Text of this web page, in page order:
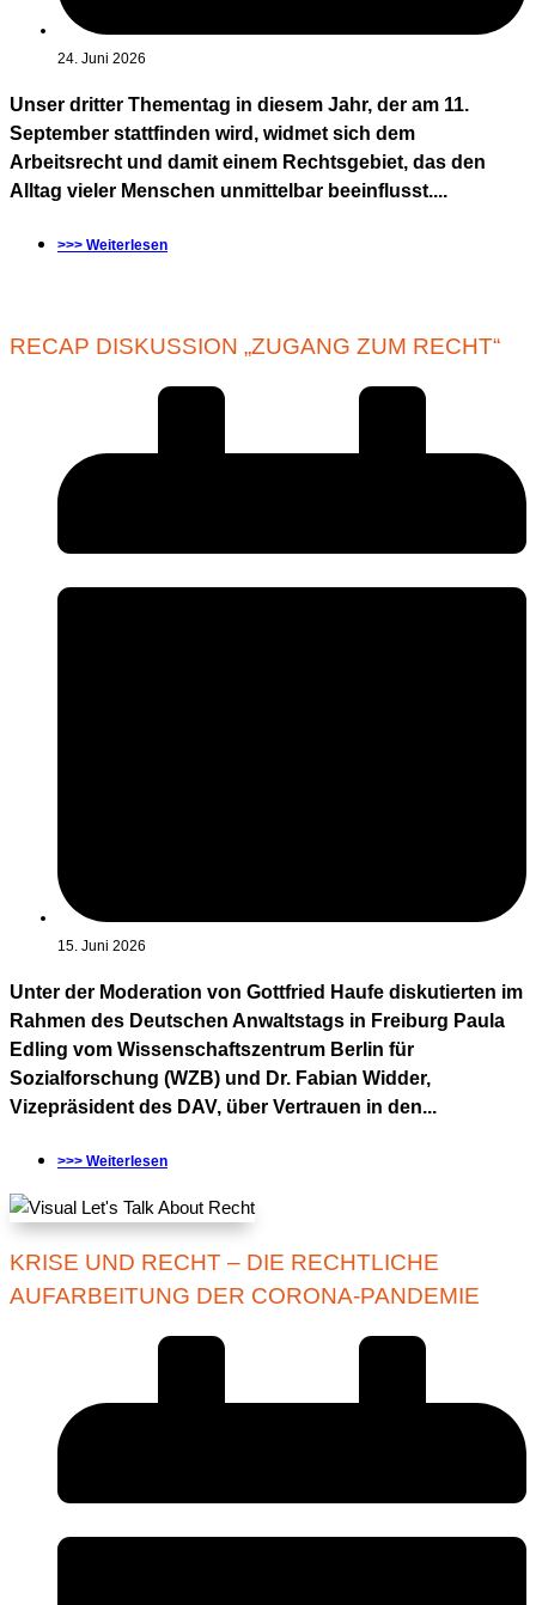
24. Juni 2026
Unser dritter Thementag in diesem Jahr, der am 11.
September stattfinden wird, widmet sich dem
Arbeitsrecht und damit einem Rechtsgebiet, das den
Alltag vieler Menschen unmittelbar beeinflusst....
>>> Weiterlesen
RECAP DISKUSSION „ZUGANG ZUM RECHT“
15. Juni 2026
Unter der Moderation von Gottfried Haufe diskutierten im
Rahmen des Deutschen Anwaltstags in Freiburg Paula
Edling vom Wissenschaftszentrum Berlin für
Sozialforschung (WZB) und Dr. Fabian Widder,
Vizepräsident des DAV, über Vertrauen in den...
>>> Weiterlesen
KRISE UND RECHT – DIE RECHTLICHE
AUFARBEITUNG DER CORONA-PANDEMIE